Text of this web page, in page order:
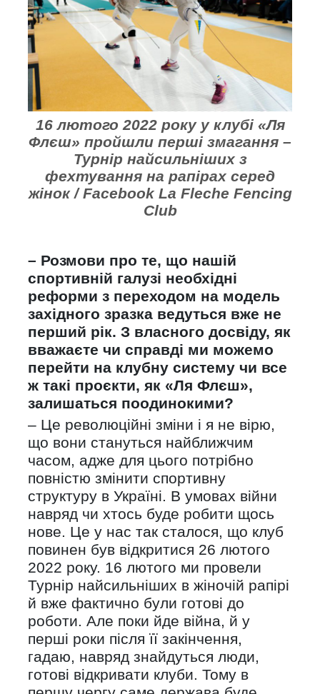
16 лютого 2022 року у клубі «Ля
Флєш» пройшли перші змагання –
Турнір найсильніших з
фехтування на рапірах серед
жінок / Facebook La Fleche Fencing
Club
– Розмови про те, що нашій
спортивній галузі необхідні
реформи з переходом на модель
західного зразка ведуться вже не
перший рік. З власного досвіду, як
вважаєте чи справді ми можемо
перейти на клубну систему чи все
ж такі проєкти, як «Ля Флєш»,
залишаться поодинокими?
– Це революційні зміни і я не вірю,
що вони стануться найближчим
часом, адже для цього потрібно
повністю змінити спортивну
структуру в Україні. В умовах війни
навряд чи хтось буде робити щось
нове. Це у нас так сталося, що клуб
повинен був відкритися 26 лютого
2022 року. 16 лютого ми провели
Турнір найсильніших в жіночій рапірі
й вже фактично були готові до
роботи. Але поки йде війна, й у
перші роки після її закінчення,
гадаю, навряд знайдуться люди,
готові відкривати клуби. Тому в